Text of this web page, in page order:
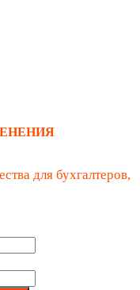
для бухгалтеров,